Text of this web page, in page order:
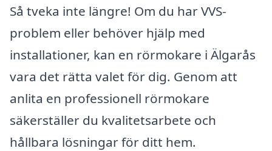
Så tveka inte längre! Om du har VVS-
problem eller behöver hjälp med
installationer, kan en rörmokare i Älgarås
vara det rätta valet för dig. Genom att
anlita en professionell rörmokare
säkerställer du kvalitetsarbete och
hållbara lösningar för ditt hem.